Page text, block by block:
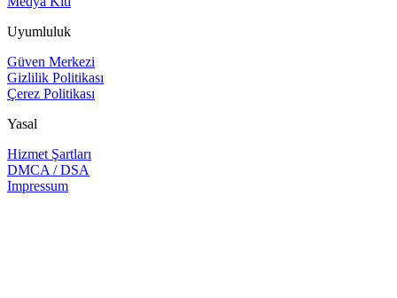
Uyumluluk
Güven Merkezi
Gizlilik Politikası
Çerez Politikası
Yasal
Hizmet Şartları
DMCA / DSA
Impressum